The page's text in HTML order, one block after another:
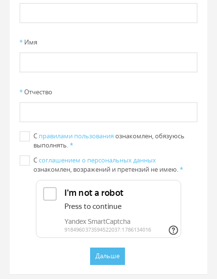
* Имя
*Отчество
С правилами пользования ознакомлен, обязуюсь
выполнять.*
Ссоглашением о персональных данных
ознакомлен, возражений и претензий не имею.*